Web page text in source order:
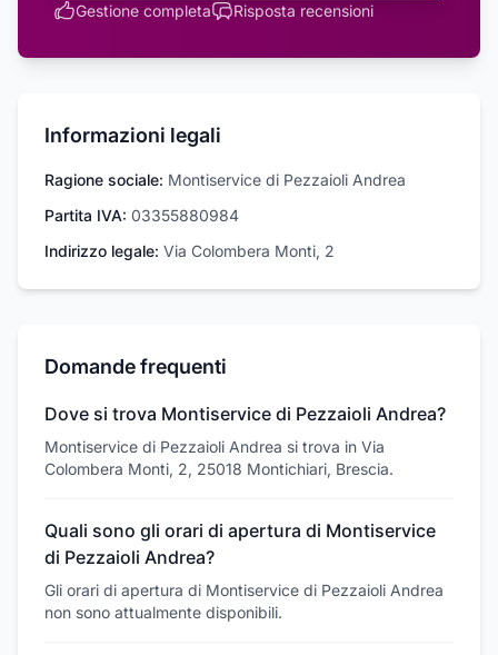
Gestione completa Risposta recensioni
Informazioni legali
Ragione sociale: Montiservice di Pezzaioli Andrea
Partita IVA: 03355880984
Indirizzo legale: Via Colombera Monti, 2
Domande frequenti
Dove si trova Montiservice di Pezzaioli Andrea?
Montiservice di Pezzaioli Andrea si trova in Via
Colombera Monti, 2, 25018 Montichiari, Brescia.
Quali sono gli orari di apertura di Montiservice
di Pezzaioli Andrea?
Gli orari di apertura di Montiservice di Pezzaioli Andrea
non sono attualmente disponibili.